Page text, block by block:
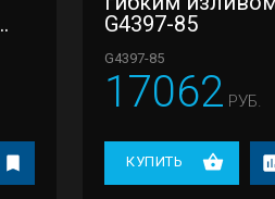
G4397-85
G4397-85
17062 РУБ.
КУПИТЬ